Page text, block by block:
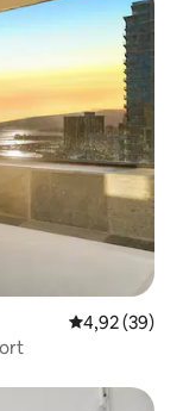
Gemiddelde
4,92 (39)